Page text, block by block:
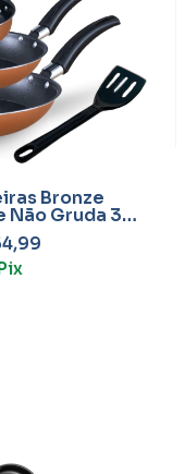
Bronze
Gruda 3